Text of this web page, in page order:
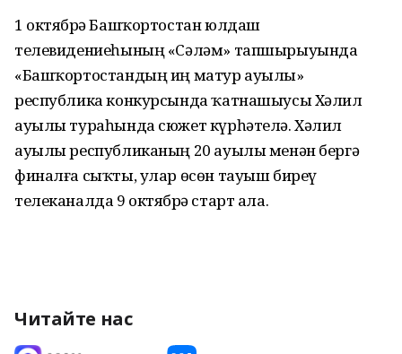
1 октябрҙә Башҡортостан юлдаш
телевидениеһының «Сәләм» тапшырыуында
«Башҡортостандың иң матур ауылы»
республика конкурсында ҡатнашыусы Хәлил
ауылы тураһында сюжет күрһәтелә. Хәлил
ауылы республиканың 20 ауылы менән бергә
финалға сыҡты, улар өсөн тауыш биреү
телеканалда 9 октябрҙә старт ала.
Читайте нас